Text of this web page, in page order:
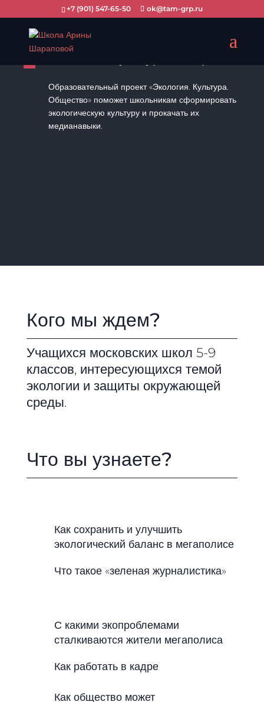
+7 (901) 547-65-50 ok@tam-grp.ru
Образовательный проект «Экология. Культура.
Общество» поможет школьникам сформировать
экологическую культуру и прокачать их
медианавыки.
Кого мы ждем?
Учащихся московских школ 5-9
классов, интересующихся темой
экологии и защиты окружающей
среды.
Что вы узнаете?
Как сохранить и улучшить
экологический баланс в мегаполисе
Что такое «зеленая журналистика»
С какими экопроблемами
сталкиваются жители мегаполиса
Как работать в кадре
Как общество может